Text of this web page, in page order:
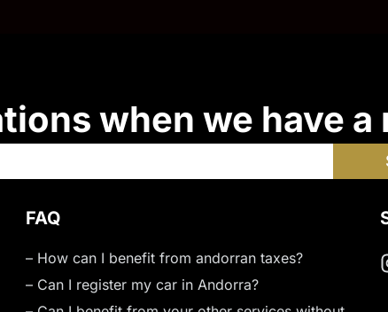
when we have a
FAQ
– How can I benefit from andorran taxes?
– Can I register my car in Andorra?